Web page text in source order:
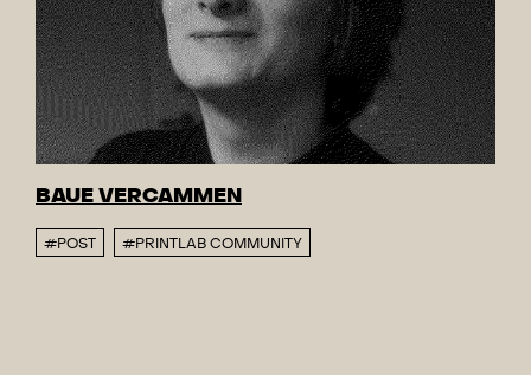
BAUE VERCAMMEN
#POST #PRINTLAB COMMUNITY